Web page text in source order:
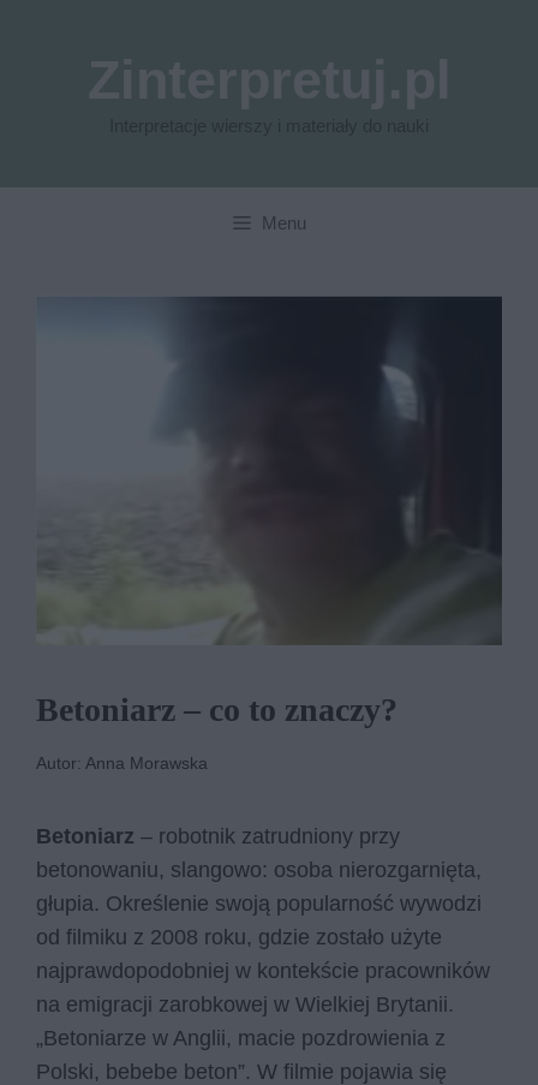
Menu
Betoniarz – co to znaczy?
Autor: Anna Morawska
Betoniarz – robotnik zatrudniony przy
betonowaniu, slangowo: osoba nierozgarnięta,
głupia. Określenie swoją popularność wywodzi
od filmiku z 2008 roku, gdzie zostało użyte
najprawdopodobniej w kontekście pracowników
na emigracji zarobkowej w Wielkiej Brytanii.
„Betoniarze w Anglii, macie pozdrowienia z
Polski, bebebe beton”. W filmie pojawia się